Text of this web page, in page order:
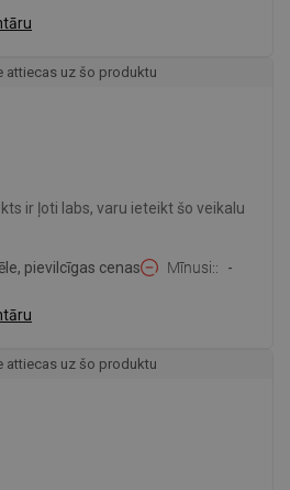
attiecas uz šo produktu
ir ļoti labs, varu ieteikt šo veikalu
pievilcīgas cenas Mīnusi: -
attiecas uz šo produktu